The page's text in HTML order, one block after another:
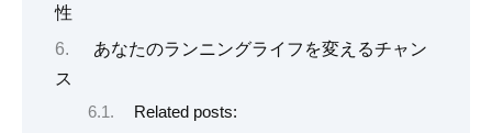
性
あなたのランニングライフを変えるチャン
ス
Related posts: